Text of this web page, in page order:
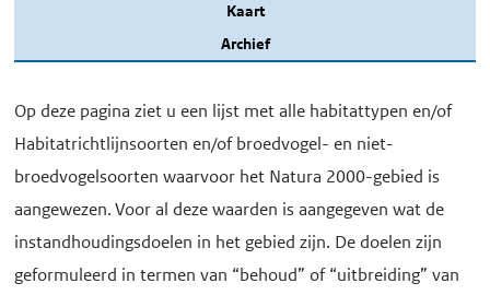
Kaart
Archief
Op deze pagina ziet u een lijst met alle habitattypen en/of
Habitatrichtlijnsoorten en/of broedvogel- en niet-
broedvogelsoorten waarvoor het Natura 2000-gebied is
aangewezen. Voor al deze waarden is aangegeven wat de
instandhoudingsdoelen in het gebied zijn. De doelen zijn
geformuleerd in termen van “behoud” of “uitbreiding” van